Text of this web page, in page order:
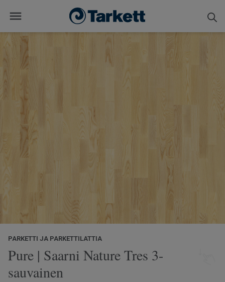
PARKETTI JA PARKETTILATTIA
Pure | Saarni Nature Tres 3-
sauvainen